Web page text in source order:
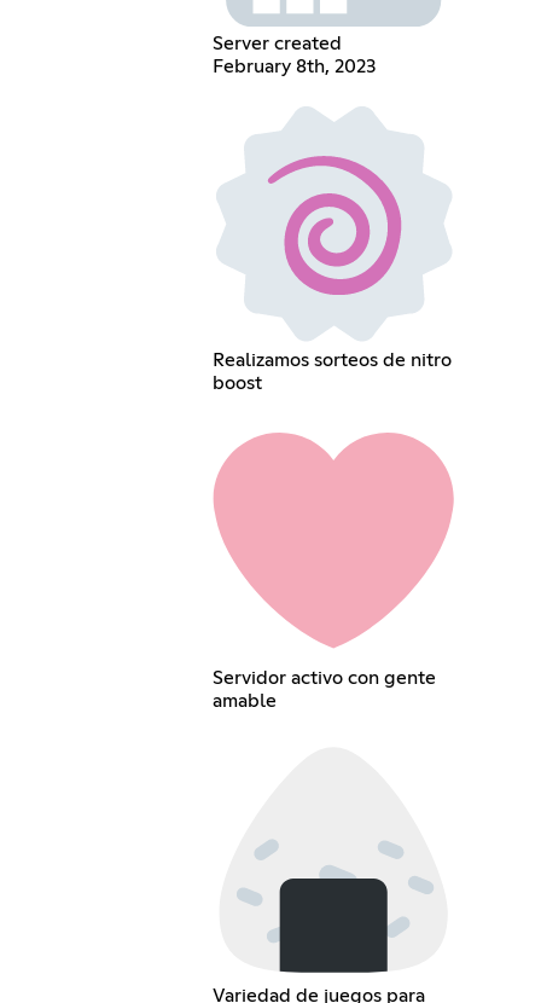
Server created
February 8th, 2023
Realizamos sorteos de nitro
boost
Servidor activo con gente
amable
Variedad de juegos para